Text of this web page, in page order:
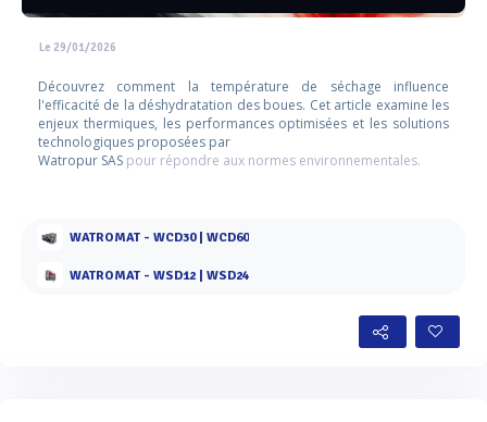
Le 29/01/2026
Découvrez comment la température de séchage influence
l'efficacité de la déshydratation des boues. Cet article examine les
enjeux thermiques, les performances optimisées et les solutions
technologiques proposées par
Watropur SAS pour répondre aux normes environnementales.
WATROMAT - WCD30 | WCD60
WATROMAT - WSD12 | WSD24